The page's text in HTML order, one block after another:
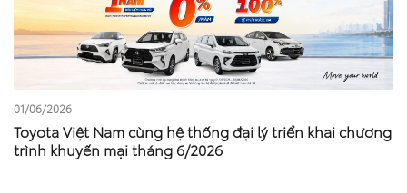
01/06/2026
Toyota Việt Nam cùng hệ thống đại lý triển khai chương
trình khuyến mại tháng 6/2026